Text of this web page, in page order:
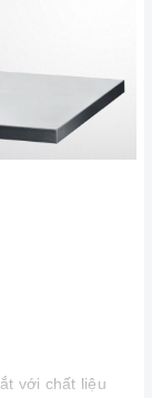
với chất liệu